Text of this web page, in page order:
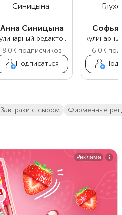
Анна Синицына
кулинарный редактор Food.ru
8.0K подписчиков
Подписаться
Софья
6.0K
завтраки с сыром фирменные